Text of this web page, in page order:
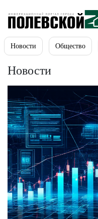
Новости Общество
Новости